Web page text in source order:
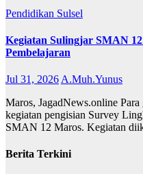
Pendidikan Sulsel
Kegiatan Sulingjar SMAN
Pembelajaran
Jul 31, 2026 A.Muh.Yunus
Maros, JagadNews.online
kegiatan pengisian Survey
SMAN 12 Maros. Kegiatan
Berita Terkini